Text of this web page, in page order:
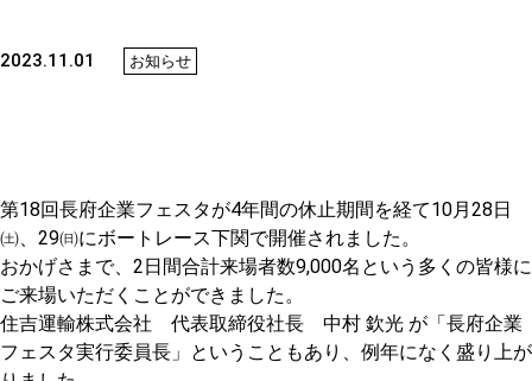
2023.11.01 お知らせ
第18回長府企業フェスタが4年間の休止期間を経て10月28日
㈯、29㈰にボートレース下関で開催されました。
おかげさまで、2日間合計来場者数9,000名という多くの皆様に
ご来場いただくことができました。
住吉運輸株式会社 代表取締役社長 中村 欽光 が「長府企業
フェスタ実行委員長」ということもあり、例年になく盛り上が